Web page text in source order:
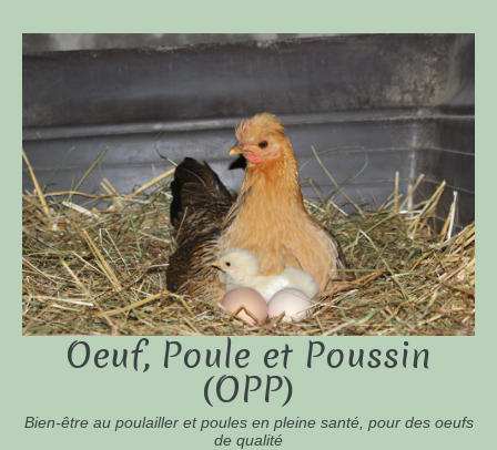
Oeuf, Poule et Poussin
(OPP)
Bien-être au poulailler et poules en pleine santé, pour des oeufs
de qualité